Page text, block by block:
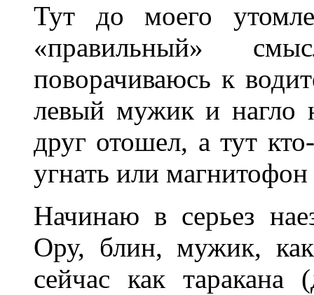
Тут до моего
«правильный»
поворачиваюсь к
левый мужик и нагло
друг отошел, а тут
угнать или магнитофон
Начинаю в серьез
Ору, блин, мужик,
сейчас как таракана